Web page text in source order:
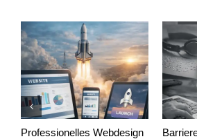
Professionelles Webdesign